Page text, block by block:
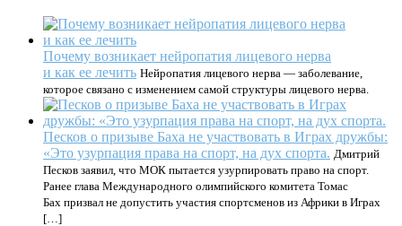
Почему возникает нейропатия лицевого нерва
и как ее лечить Нейропатия лицевого нерва — заболевание,
которое связано с изменением самой структуры лицевого нерва.
Песков о призыве Баха не участвовать в Играх дружбы:
«Это узурпация права на спорт, на дух спорта. Дмитрий
Песков заявил, что МОК пытается узурпировать право на спорт.
Ранее глава Международного олимпийского комитета Томас
Бах призвал не допустить участия спортсменов из Африки в Играх
[…]